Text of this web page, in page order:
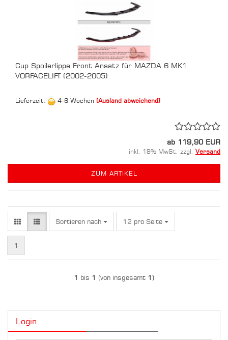
Cup Spoilerlippe Front Ansatz für MAZDA 6 MK1
VORFACELIFT (2002-2005)
Lieferzeit: 4-6 Wochen (Ausland abweichend)
ab 119,90 EUR
inkl. 19% MwSt. zzgl. Versand
ZUM ARTIKEL
Sortieren nach
Sortieren nach 12 pro Seite
pro Seite
1
1 bis 1 (von insgesamt 1)
Login